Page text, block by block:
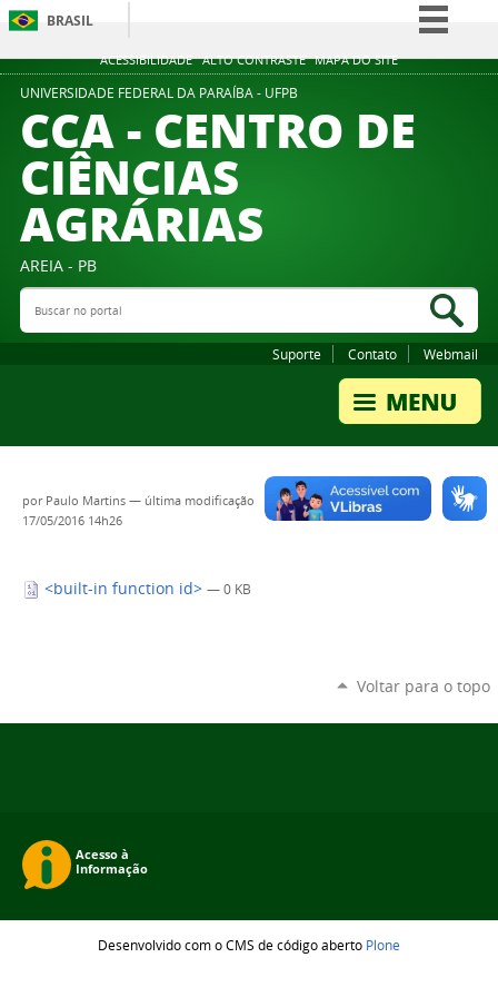
ACESSIBILIDADE ALTO CONTRASTE MAPA DO SITE
BRASIL
Simplifique!
Participe
UNIVERSIDADE FEDERAL DA PARAÍBA - UFPB
CCA - CENTRO DE
CIÊNCIAS
AGRÁRIAS
AREIA - PB
Buscar no portal
Suporte Contato Webmail
por Paulo Martins — última modificação
17/05/2016 14h26
<built-in function id> — 0 KB
Voltar para o topo
Desenvolvido com o CMS de código aberto Plone